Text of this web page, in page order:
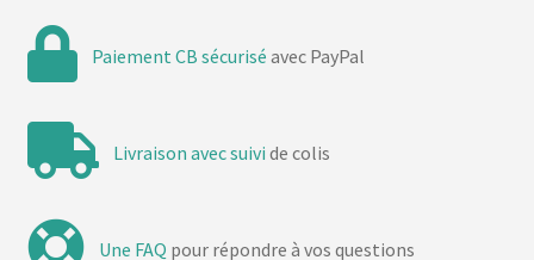
Paiement CB sécurisé avec PayPal
Livraison avec suivi de colis
Une FAQ pour répondre à vos questions